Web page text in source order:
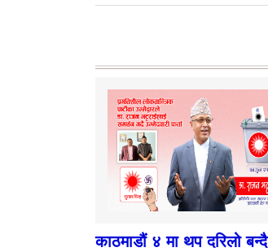
काठमाडौं ४ मा थप दरिलो